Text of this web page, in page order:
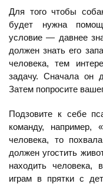
Для того чтобы
будет нужна
условие — давнее
должен знать его
человека, тем
задачу. Сначала он
Затем попросите
Подзовите к себе
команду, например,
человека, то
должен угостить
находить
играм в прятки с